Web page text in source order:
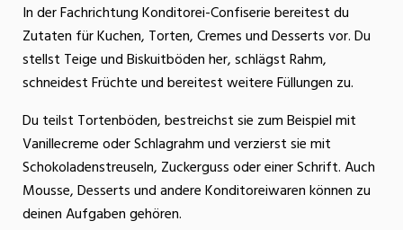
In der Fachrichtung Konditorei-Confiserie bereitest du
Zutaten für Kuchen, Torten, Cremes und Desserts vor. Du
stellst Teige und Biskuitböden her, schlägst Rahm,
schneidest Früchte und bereitest weitere Füllungen zu.
Du teilst Tortenböden, bestreichst sie zum Beispiel mit
Vanillecreme oder Schlagrahm und verzierst sie mit
Schokoladenstreuseln, Zuckerguss oder einer Schrift. Auch
Mousse, Desserts und andere Konditoreiwaren können zu
deinen Aufgaben gehören.